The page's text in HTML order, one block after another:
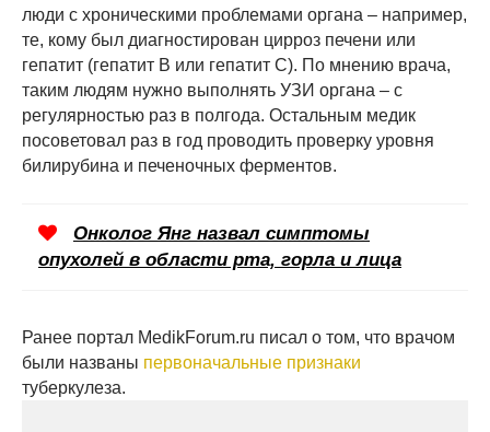
люди с хроническими проблемами органа – например,
те, кому был диагностирован цирроз печени или
гепатит (гепатит В или гепатит С). По мнению врача,
таким людям нужно выполнять УЗИ органа – с
регулярностью раз в полгода. Остальным медик
посоветовал раз в год проводить проверку уровня
билирубина и печеночных ферментов.
Онколог Янг назвал симптомы
опухолей в области рта, горла и лица
Ранее портал MedikForum.ru писал о том, что врачом
были названы первоначальные признаки
туберкулеза.